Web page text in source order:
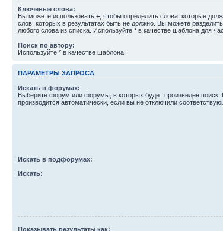
Ключевые слова:
Вы можете использовать + , чтобы определить слова, которые
слов, которых в результатах быть не должно. Вы можете
любого слова из списка. Используйте * в качестве шаблона для
Поиск по автору:
Используйте * в качестве шаблона.
ПАРАМЕТРЫ ЗАПРОСА
Искать в форумах:
Выберите форум или форумы, в которых будет произведён
производится автоматически, если вы не отключили
Искать в подфорумах:
Искать:
Показывать результаты как: